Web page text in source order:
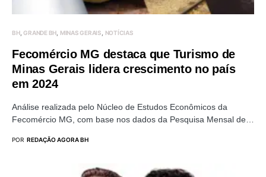
BH GRANDE BH MINAS GERAIS NOTÍCIAS
Fecomércio MG destaca que Turismo de
Minas Gerais lidera crescimento no país
em 2024
Análise realizada pelo Núcleo de Estudos Econômicos da
Fecomércio MG, com base nos dados da Pesquisa Mensal de…
POR REDAÇÃO AGORA BH